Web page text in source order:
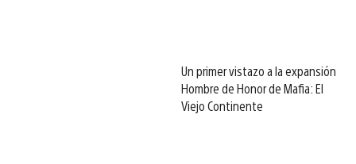
Un primer vistazo a la expansión
Hombre de Honor de Mafia: El
Viejo Continente